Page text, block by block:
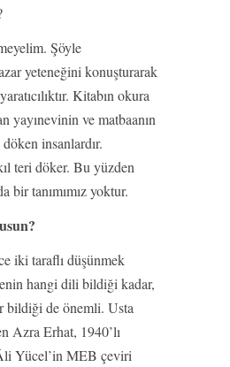
Şöyle
yeteneğini konuşturarak
Kitabın okura
yayınevinin ve matbaanın
döken insanlardır.
teri döker. Bu yüzden
bir tanımımız yoktur.
iki taraflı düşünmek
hangi dili bildiği kadar,
bildiği de önemli. Usta
Azra Erhat, 1940’lı
Yücel’in MEB çeviri